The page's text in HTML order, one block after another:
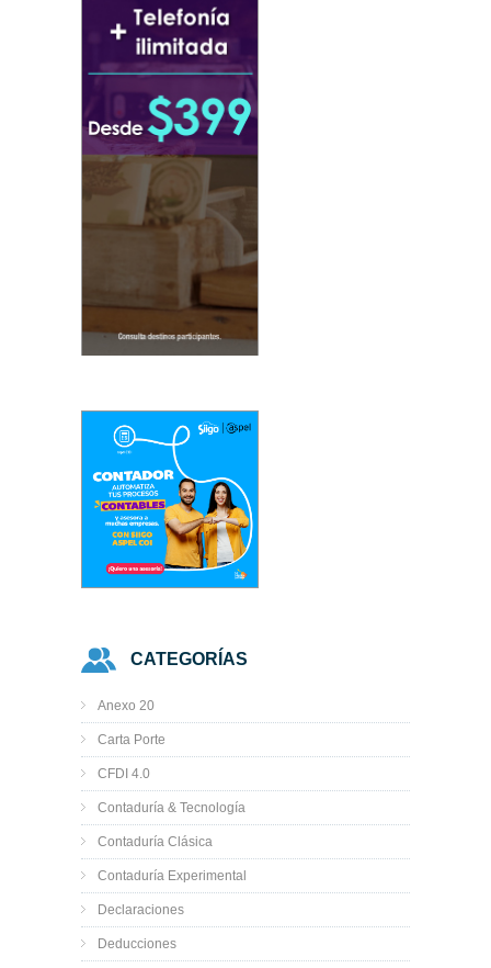
CATEGORÍAS
Anexo 20
Carta Porte
CFDI 4.0
Contaduría & Tecnología
Contaduría Clásica
Contaduría Experimental
Declaraciones
Deducciones